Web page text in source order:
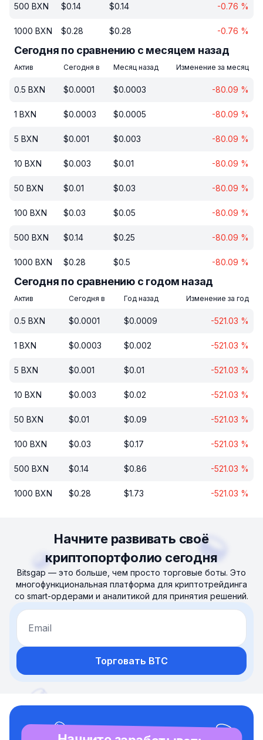
500 BXN $0.14 $0.14 -0.76 %
1000 BXN $0.28 $0.28 -0.76 %
Сегодня по сравнению с месяцем назад
Актив Сегодня в Месяц назад Изменение за месяц
0.5 BXN $0.0001 $0.0003 -80.09 %
1 BXN $0.0003 $0.0005 -80.09 %
5 BXN $0.001 $0.003 -80.09 %
10 BXN $0.003 $0.01 -80.09 %
50 BXN $0.01 $0.03 -80.09 %
100 BXN $0.03 $0.05 -80.09 %
500 BXN $0.14 $0.25 -80.09 %
1000 BXN $0.28 $0.5 -80.09 %
Сегодня по сравнению с годом назад
Актив Сегодня в Год назад Изменение за год
0.5 BXN $0.0001 $0.0009 -521.03 %
1 BXN $0.0003 $0.002 -521.03 %
5 BXN $0.001 $0.01 -521.03 %
10 BXN $0.003 $0.02 -521.03 %
50 BXN $0.01 $0.09 -521.03 %
100 BXN $0.03 $0.17 -521.03 %
500 BXN $0.14 $0.86 -521.03 %
1000 BXN $0.28 $1.73 -521.03 %
Начните развивать своё
криптопортфолио сегодня
Bitsgap — это больше, чем просто торговые боты. Это
многофункциональная платформа для криптотрейдинга
со smart-ордерами и аналитикой для принятия решений.
Email
Торговать BTC